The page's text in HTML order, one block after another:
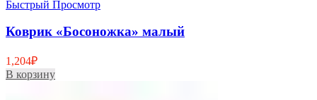
Быстрый Просмотр
Коврик «Босоножка» малый
1,204₽
В корзину